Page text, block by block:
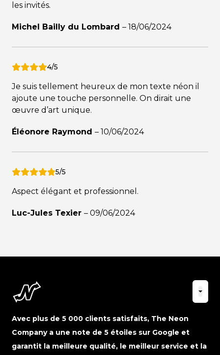
les invités.
Michel Bailly du Lombard – 18/06/2024
4/5
Je suis tellement heureux de mon texte néon il
ajoute une touche personnelle. On dirait une
œuvre d’art unique.
Éléonore Raymond – 10/06/2024
5/5
Aspect élégant et professionnel.
Luc-Jules Texier – 09/06/2024
Avec plus de 5 000 clients satisfaits, The Neon
Company a une note de 5 étoiles sur Google et
garantit la meilleure qualité, le meilleur service et la